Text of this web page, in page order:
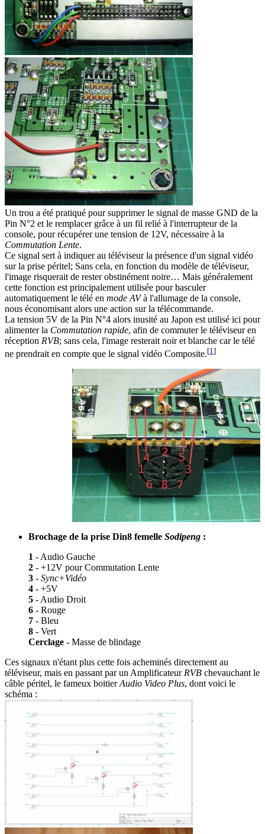
Un trou a été pratiqué pour supprimer le signal de masse GND de la
Pin N°2 et le remplacer grâce à un fil relié à l'interrupteur de la
console, pour récupérer une tension de 12V, nécessaire à la
Commutation Lente.
Ce signal sert à indiquer au téléviseur la présence d'un signal vidéo
sur la prise péritel; Sans cela, en fonction du modèle de téléviseur,
l'image risquerait de rester obstinément noire… Mais généralement
cette fonction est principalement utilisée pour basculer
automatiquement le télé en mode AVà l'allumage de la console,
nous économisant alors une action sur la télécommande.
La tension 5V de la Pin N°4 alors inusité au Japon est utilisé ici pour
alimenter la Commutation rapide, afin de commuter le téléviseur en
réception RVB; sans cela, l'image resterait noir et blanche car le télé
ne prendrait en compte que le signal vidéo Composite.[1]
Brochage de la prise Din8 femelle Sodipeng :
1 - Audio Gauche
2 - +12V pour Commutation Lente
3 - Sync+Vidéo
4 - +5V
5 - Audio Droit
6 - Rouge
7 - Bleu
8 - Vert
Cerclage - Masse de blindage
Ces signaux n'étant plus cette fois acheminés directement au
téléviseur, mais en passant par un AmplificateurRVB chevauchant le
câble péritel, le fameux boitierAudio Video Plus, dont voici le
schéma :